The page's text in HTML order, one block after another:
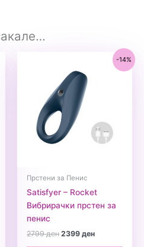
-14%
Прстени за Пенис
Satisfyer – Rocket
Вибрирачки прстен за
пенис
2799денOriginal
2399денCurrent